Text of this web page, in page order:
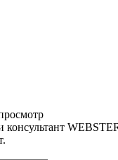
консультант